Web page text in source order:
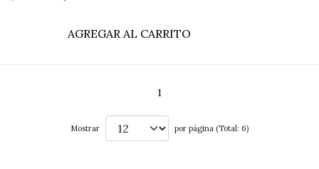
AGREGAR AL CARRITO
1
Mostrar por página (Total: 6)